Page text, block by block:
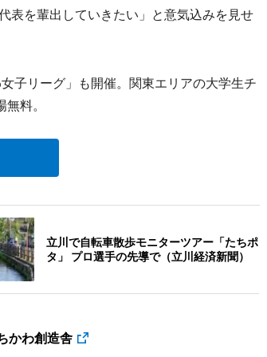
表を輩出していきたい」と意気込みを見せ
子リーグ」も開催。関東エリアの大学生チ
料。
立川で自転車散歩モニターツアー「たちポ
タ」 プロ選手の先導で（立川経済新聞）
かわ創造舎